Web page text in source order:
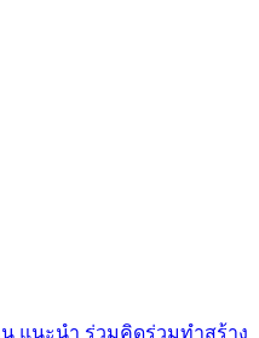
แนะนำ ร่วมคิดร่วมทำสร้าง